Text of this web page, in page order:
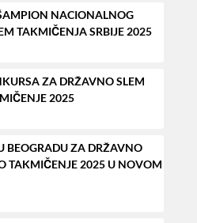
NACIONALNOG
TAKMIČENJA SRBIJE 2025
ZA DRŽAVNO SLEM
2025
BEOGRADU ZA DRŽAVNO
TAKMIČENJE 2025 U NOVOM